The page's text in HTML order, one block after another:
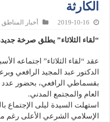
الكارثة
2019-10-16 أخبار المناطق
“لقاء الثلاثاء” يطلق صرخة
عقد “لقاء الثلاثاء” اجتماعه
الدكتور عبد المجيد الرافعي
بقسماطي الرافعي، بحضور
العام والمجتمع المدني.
استهلت السيدة ليلى الإجتماع
الإسلامي الشرعي الأعلى